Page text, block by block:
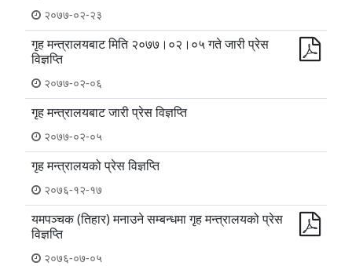
२०७७-०२-२३
गृह मन्त्रालयबाट मिति २०७७।०२।०५ गते जारी प्रेस
विज्ञप्ति
२०७७-०२-०६
गृह मन्त्रालयबाट जारी प्रेस विज्ञप्ति
२०७७-०२-०५
गृह मन्त्रालयको प्रेस विज्ञप्ति
२०७६-१२-१७
यमपञ्चक (तिहार) मनाउने सम्बन्धमा गृह मन्त्रालयको प्रेस
विज्ञप्ति
२०७६-०७-०५